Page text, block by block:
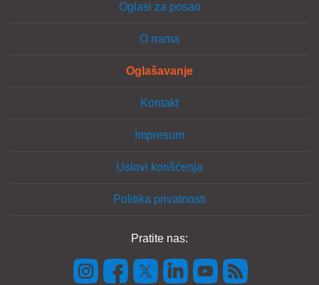
Oglasi za posao
O nama
Oglašavanje
Kontakt
Impresum
Uslovi korišćenja
Politika privatnosti
Pratite nas: